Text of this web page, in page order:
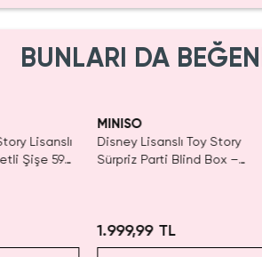
BUNLARI DA
Lisanslı
Şişe 590
MINISO
Disney Lisanslı Toy Story
Sürpriz Parti Blind Box –
1.999,99 TL